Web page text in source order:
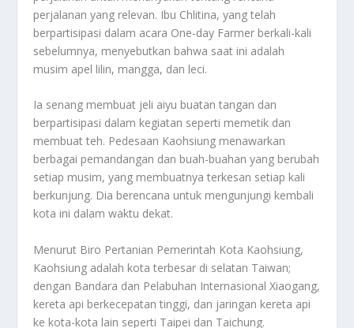
perjalanan yang relevan. Ibu Chlitina, yang telah
berpartisipasi dalam acara One-day Farmer berkali-kali
sebelumnya, menyebutkan bahwa saat ini adalah
musim apel lilin, mangga, dan leci.
Ia senang membuat jeli aiyu buatan tangan dan
berpartisipasi dalam kegiatan seperti memetik dan
membuat teh. Pedesaan Kaohsiung menawarkan
berbagai pemandangan dan buah-buahan yang berubah
setiap musim, yang membuatnya terkesan setiap kali
berkunjung. Dia berencana untuk mengunjungi kembali
kota ini dalam waktu dekat.
Menurut Biro Pertanian Pemerintah Kota Kaohsiung,
Kaohsiung adalah kota terbesar di selatan Taiwan;
dengan Bandara dan Pelabuhan Internasional Xiaogang,
kereta api berkecepatan tinggi, dan jaringan kereta api
ke kota-kota lain seperti Taipei dan Taichung.